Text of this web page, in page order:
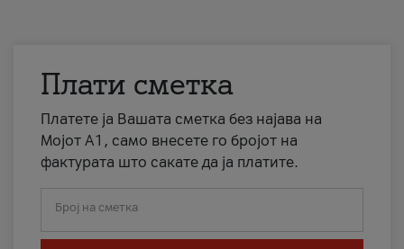
Плати сметка
Платете ја Вашата сметка без најава на
Мојот А1, само внесете го бројот на
фактурата што сакате да ја платите.
Број на сметка